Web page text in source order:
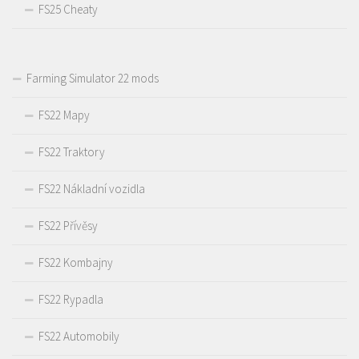
FS25 Cheaty
Farming Simulator 22 mods
FS22 Mapy
FS22 Traktory
FS22 Nákladní vozidla
FS22 Přívěsy
FS22 Kombajny
FS22 Rypadla
FS22 Automobily